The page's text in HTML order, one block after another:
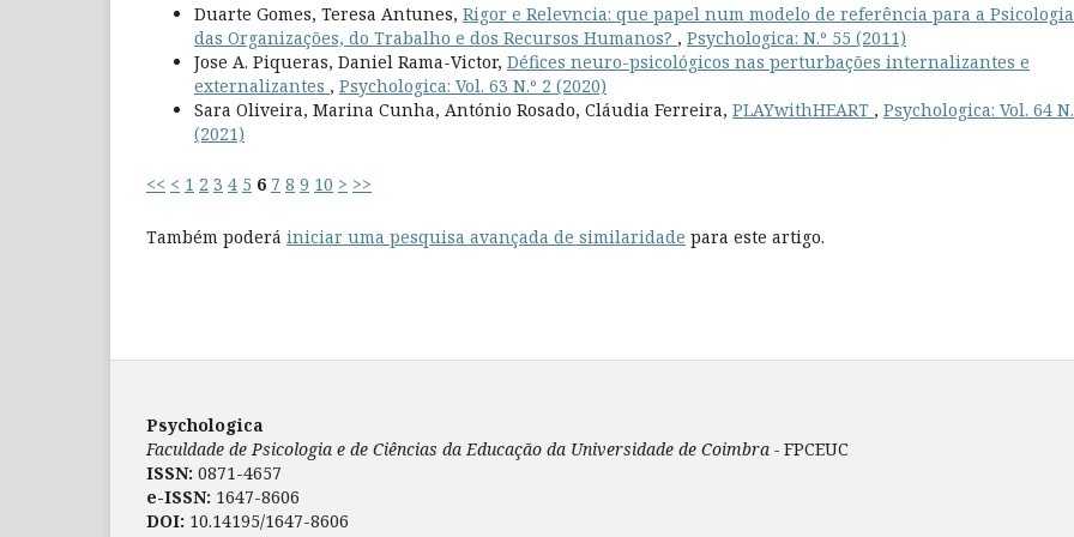
Duarte Gomes, Teresa Antunes, Rigor e Relevncia: que papel num modelo de referência para a Psicologia
das Organizações, do Trabalho e dos Recursos Humanos? , Psychologica: N.º 55 (2011)
Jose A. Piqueras, Daniel Rama-Victor, Défices neuro-psicológicos nas perturbações internalizantes e
externalizantes , Psychologica: Vol. 63 N.º 2 (2020)
Sara Oliveira, Marina Cunha, António Rosado, Cláudia Ferreira, PLAYwithHEART , Psychologica: Vol. 64
(2021)
<< < 1 2 3 4 5 6 7 8 9 10 > >>
Também poderá iniciar uma pesquisa avançada de similaridade para este artigo.
Psychologica
Faculdade de Psicologia e de Ciências da Educação da Universidade de Coimbra - FPCEUC
ISSN: 0871-4657
e-ISSN: 1647-8606
DOI: 10.14195/1647-8606